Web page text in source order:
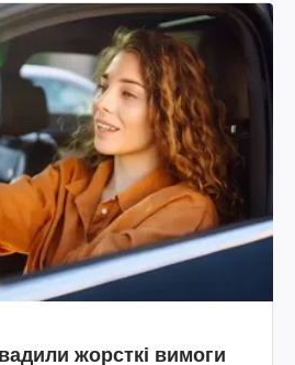
жорсткі вимоги